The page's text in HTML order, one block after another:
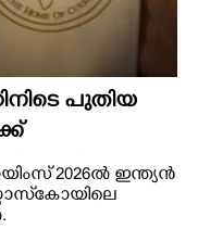
പുതിയ
2026ൽ ഇന്ത്യൻ